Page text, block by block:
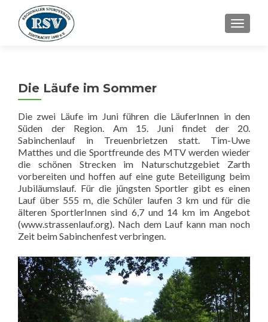
Die Läufe im Sommer
Die zwei Läufe im Juni führen die LäuferInnen in den
Süden der Region. Am 15. Juni findet der 20.
Sabinchenlauf in Treuenbrietzen statt. Tim-Uwe
Matthes und die Sportfreunde des MTV werden wieder
die schönen Strecken im Naturschutzgebiet Zarth
vorbereiten und hoffen auf eine gute Beteiligung beim
Jubiläumslauf. Für die jüngsten Sportler gibt es einen
Lauf über 555 m, die Schüler laufen 3 km und für die
älteren SportlerInnen sind 6,7 und 14 km im Angebot
(www.strassenlauf.org). Nach dem Lauf kann man noch
Zeit beim Sabinchenfest verbringen.